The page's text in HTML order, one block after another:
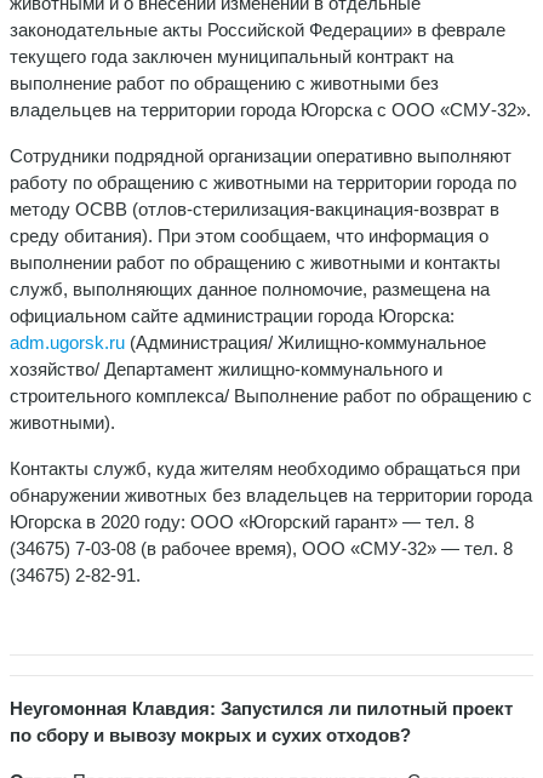
законодательные акты Российской Федерации» в феврале
текущего года заключен муниципальный контракт на
выполнение работ по обращению с животными без
владельцев на территории города Югорска с ООО «СМУ-32».
Сотрудники подрядной организации оперативно выполняют
работу по обращению с животными на территории города по
методу ОСВВ (отлов-стерилизация-вакцинация-возврат в
среду обитания). При этом сообщаем, что информация о
выполнении работ по обращению с животными и контакты
служб, выполняющих данное полномочие, размещена на
официальном сайте администрации города Югорска:
adm.ugorsk.ru (Администрация/ Жилищно-коммунальное
хозяйство/ Департамент жилищно-коммунального и
строительного комплекса/ Выполнение работ по обращению с
животными).
Контакты служб, куда жителям необходимо обращаться при
обнаружении животных без владельцев на территории города
Югорска в 2020 году: ООО «Югорский гарант» — тел. 8
(34675) 7-03-08 (в рабочее время), ООО «СМУ-32» — тел. 8
(34675) 2-82-91.
Неугомонная Клавдия: Запустился ли пилотный проект
по сбору и вывозу мокрых и сухих отходов?